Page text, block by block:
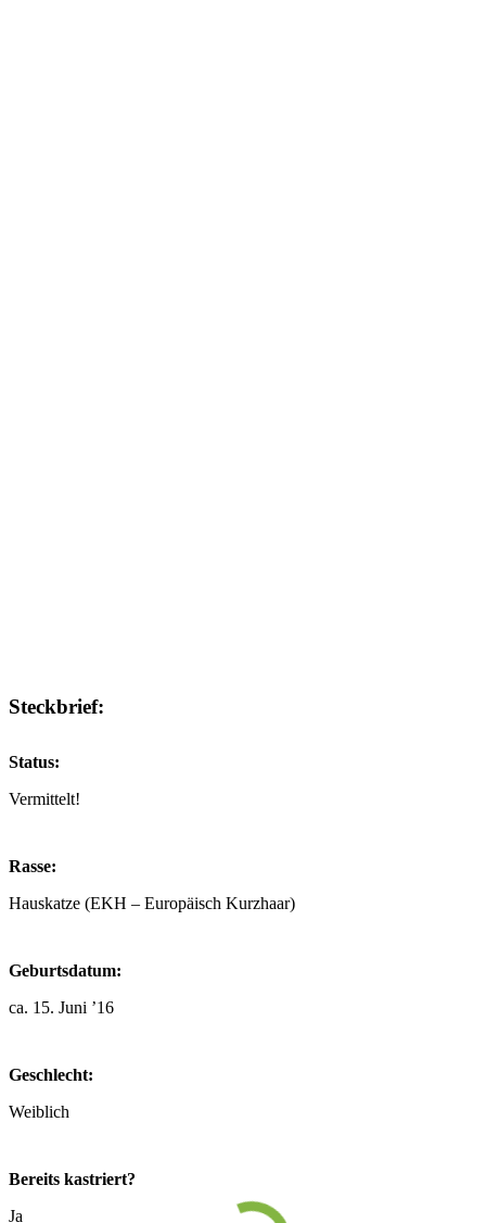
Steckbrief:
Status:
Vermittelt!
Rasse:
Hauskatze (EKH – Europäisch Kurzhaar)
Geburtsdatum:
ca. 15. Juni ’16
Geschlecht:
Weiblich
Bereits kastriert?
Ja